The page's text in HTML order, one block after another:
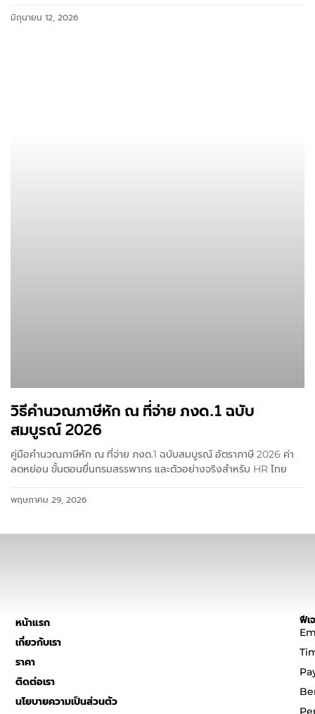
มิถุนายน 12, 2026
วิธีคำนวณภาษีหัก ณ ที่จ่าย ภงด.1 ฉบับ
สมบูรณ์ 2026
คู่มือคำนวณภาษีหัก ณ ที่จ่าย ภงด.1 ฉบับสมบูรณ์ อัตราภาษี 2026 ค่า
ลดหย่อน ขั้นตอนยื่นกรมสรรพากร และตัวอย่างจริงสำหรับ HR ไทย
พฤษภาคม 29, 2026
หน้าแรก
เกี่ยวกับเรา
ราคา
ติดต่อเรา
นโยบายความเป็นส่วนตัว
ฟีเ